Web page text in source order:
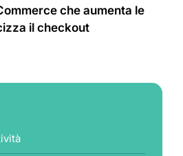
che aumenta le
il checkout